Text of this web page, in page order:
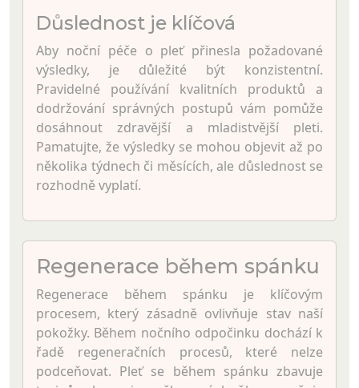
Důslednost je klíčová
Aby noční péče o pleť přinesla požadované
výsledky, je důležité být konzistentní.
Pravidelné používání kvalitních produktů a
dodržování správných postupů vám pomůže
dosáhnout zdravější a mladistvější pleti.
Pamatujte, že výsledky se mohou objevit až po
několika týdnech či měsících, ale důslednost se
rozhodně vyplatí.
Regenerace během spánku
Regenerace během spánku je klíčovým
procesem, který zásadně ovlivňuje stav naší
pokožky. Během nočního odpočinku dochází k
řadě regeneračních procesů, které nelze
podceňovat. Pleť se během spánku zbavuje